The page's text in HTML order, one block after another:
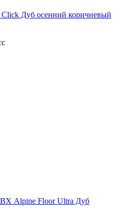
Дуб осенний коричневый